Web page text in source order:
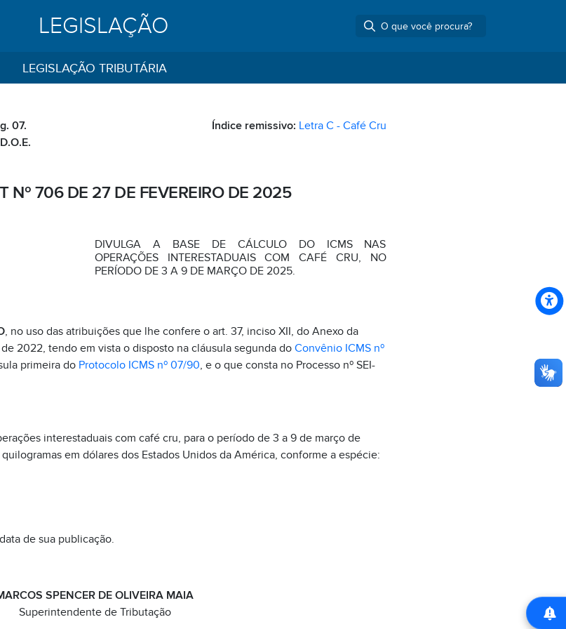
LEGISLAÇÃO
LEGISLAÇÃO TRIBUTÁRIA
07.
Índice remissivo: Letra C - Café Cru
Nº 706 DE 27 DE FEVEREIRO DE 2025
DIVULGA A BASE DE CÁLCULO DO ICMS NAS
OPERAÇÕES INTERESTADUAIS COM CAFÉ CRU, NO
PERÍODO DE 3 A 9 DE MARÇO DE 2025.
, no uso das atribuições que lhe confere o art. 37, inciso XII, do Anexo da
2022, tendo em vista o disposto na cláusula segunda do Convênio ICMS nº
primeira do Protocolo ICMS nº 07/90, e o que consta no Processo nº SEI-
interestaduais com café cru, para o período de 3 a 9 de março de
em dólares dos Estados Unidos da América, conforme a espécie:
de sua publicação.
SPENCER DE OLIVEIRA MAIA
Superintendente de Tributação